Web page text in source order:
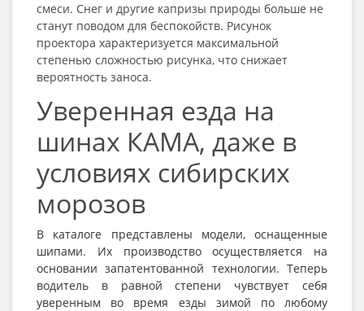
смеси. Снег и другие капризы природы больше не
станут поводом для беспокойств. Рисунок
проектора характеризуется максимальной
степенью сложностью рисунка, что снижает
вероятность заноса.
Уверенная езда на
шинах КАМА, даже в
условиях сибирских
морозов
В каталоге представлены модели, оснащенные
шипами. Их производство осуществляется на
основании запатентованной технологии. Теперь
водитель в равной степени чувствует себя
уверенным во время езды зимой по любому